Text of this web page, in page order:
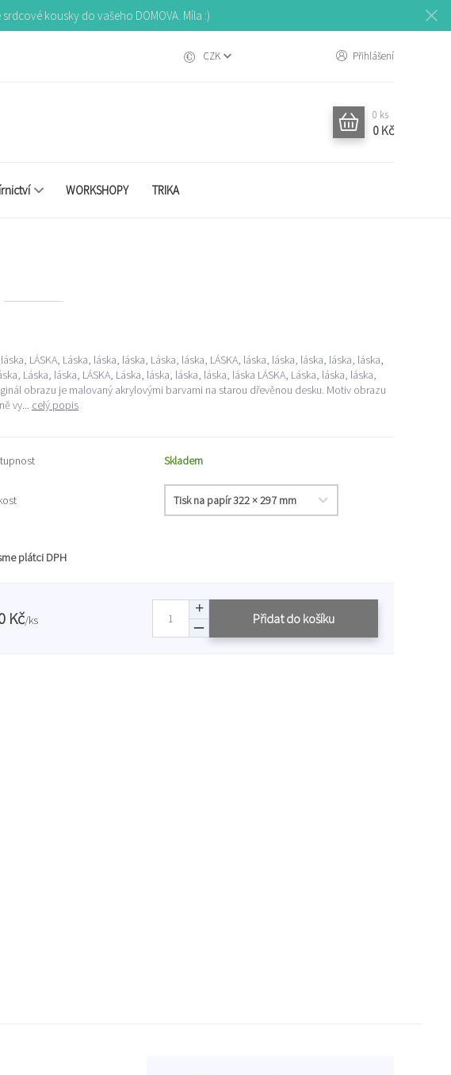
kousky do vašeho DOMOVA. Míla :)
CZK Přihlášení
0 ks
0 Kč
WORKSHOPY TRIKA
LÁSKA, Láska, láska, láska, Láska, láska, LÁSKA, láska, láska, láska, láska, láska,
Láska, láska, LÁSKA, Láska, láska, láska, láska, láska LÁSKA, Láska, láska, láska,
obrazu je malovaný akrylovými barvami na starou dřevěnou desku. Motiv obrazu
vy... celý popis
Skladem
plátci DPH
Kč/ks Přidat do košíku